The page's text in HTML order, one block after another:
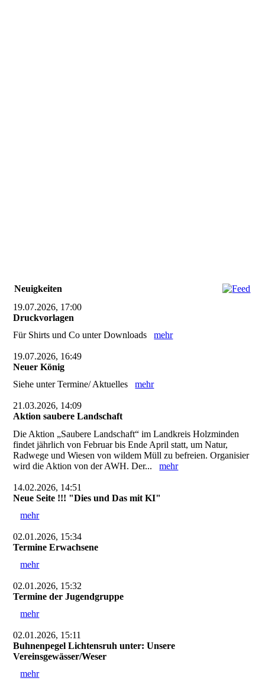
Neuigkeiten
19.07.2026, 17:00
Druckvorlagen
Für Shirts und Co unter Downloadsmehr
19.07.2026, 16:49
Neuer König
Siehe unter Termine/ Aktuellesmehr
21.03.2026, 14:09
Aktion saubere Landschaft
Die Aktion „Saubere Landschaft“ im Landkreis Holzminden
findet jährlich von Februar bis Ende April statt, um Natur,
Radwege und Wiesen von wildem Müll zu befreien. Organisier
wird die Aktion von der AWH. Der...mehr
14.02.2026, 14:51
Neue Seite !!! "Dies und Das mit KI"
mehr
02.01.2026, 15:34
Termine Erwachsene
mehr
02.01.2026, 15:32
Termine der Jugendgruppe
mehr
02.01.2026, 15:11
Buhnenpegel Lichtensruh unter: Unsere
Vereinsgewässer/Weser
mehr